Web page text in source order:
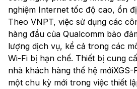
nghiệm Internet tốc độ cao, ổn
Theo VNPT, việc sử dụng các
hàng đầu của Qualcomm bảo
lượng dịch vụ, kể cả trong các
Wi-Fi bị hạn chế. Thiết bị cung
nhà khách hàng thế hệ mớiXGS-
một chu kỳ mới trong việc thiết